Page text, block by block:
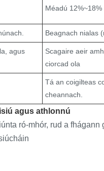
Méadú 12%~18%
Beagnach nialas
agus
Scagaire aeir
ciorcad ola
Tá an coigilteas
cheannach.
agus athlonnú
ró-mhór, rud a fhágann